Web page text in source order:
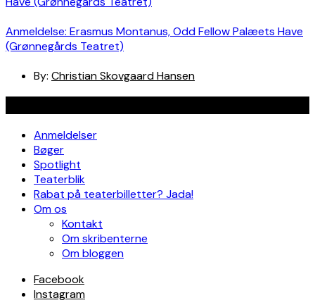
Anmeldelse: Erasmus Montanus, Odd Fellow Palæets Have
(Grønnegårds Teatret)
By: Christian Skovgaard Hansen
Anmeldelser
Bøger
Spotlight
Teaterblik
Rabat på teaterbilletter? Jada!
Om os
Kontakt
Om skribenterne
Om bloggen
Facebook
Instagram